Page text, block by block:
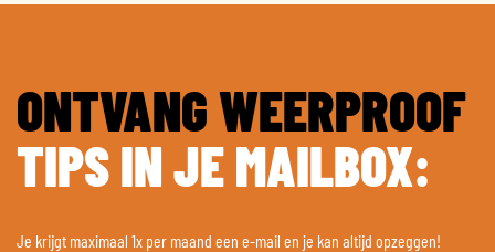
ONTVANG WEERPROOF
TIPS IN JE MAILBOX:
Je krijgt maximaal 1x per maand een e-mail en je kan altijd opzeggen!